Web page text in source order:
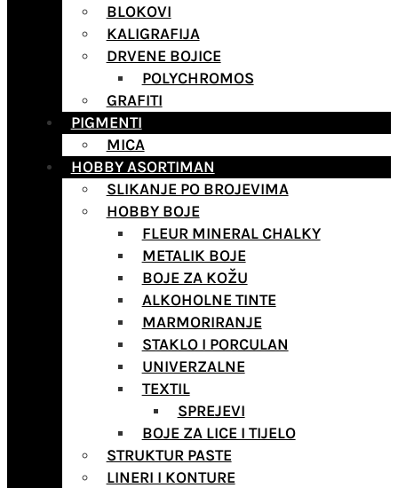
BLOKOVI
KALIGRAFIJA
DRVENE BOJICE
POLYCHROMOS
GRAFITI
PIGMENTI
MICA
HOBBY ASORTIMAN
SLIKANJE PO BROJEVIMA
HOBBY BOJE
FLEUR MINERAL CHALKY
METALIK BOJE
BOJE ZA KOŽU
ALKOHOLNE TINTE
MARMORIRANJE
STAKLO I PORCULAN
UNIVERZALNE
TEXTIL
SPREJEVI
BOJE ZA LICE I TIJELO
STRUKTUR PASTE
LINERI I KONTURE